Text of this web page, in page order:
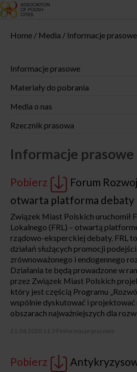
Home Media Informacje prasowe
Informacje prasowe
Materiały do pobrania
Media o nas
Rzecznik prasowa
Informacje prasowe
Pobierz
Forum
otwarta platforma debaty
Związek Miast Polskich uruchomił
Lokalnego (FRL) – otwartą
rządowo-eksperckiej debaty. FRL
działań służących promocji
zrównoważonego i endogennego
Działania te będą prowadzone w
przez Związek Miast Polskich
który jest częścią Programu
wspólnie dyskutować i projektować
obszarach najważniejszych dla
21.04.2020 11:39 informacje prasowe
Pobierz